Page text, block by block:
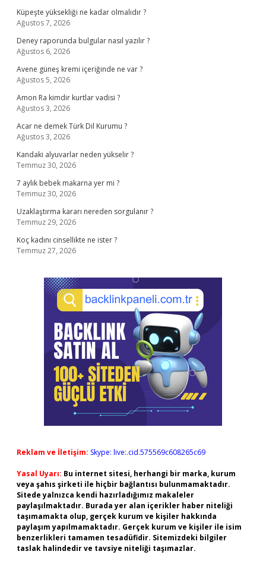
Küpeşte yüksekliği ne kadar olmalıdır ?
Ağustos 7, 2026
Deney raporunda bulgular nasıl yazılır ?
Ağustos 6, 2026
Avene güneş kremi içeriğinde ne var ?
Ağustos 5, 2026
Amon Ra kimdir kurtlar vadisi ?
Ağustos 3, 2026
Acar ne demek Türk Dil Kurumu ?
Ağustos 3, 2026
Kandaki alyuvarlar neden yükselir ?
Temmuz 30, 2026
7 aylık bebek makarna yer mi ?
Temmuz 30, 2026
Uzaklaştırma kararı nereden sorgulanır ?
Temmuz 29, 2026
Koç kadını cinsellikte ne ister ?
Temmuz 27, 2026
Reklam ve İletişim: Skype: live:.cid.575569c608265c69
Yasal Uyarı: Bu internet sitesi, herhangi bir marka, kurum
veya şahıs şirketi ile hiçbir bağlantısı bulunmamaktadır.
Sitede yalnızca kendi hazırladığımız makaleler
paylaşılmaktadır. Burada yer alan içerikler haber niteliği
taşımamakta olup, gerçek kurum ve kişiler hakkında
paylaşım yapılmamaktadır. Gerçek kurum ve kişiler ile isim
benzerlikleri tamamen tesadüfidir. Sitemizdeki bilgiler
taslak halindedir ve tavsiye niteliği taşımazlar.